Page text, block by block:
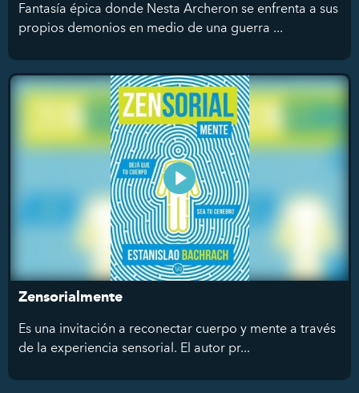
Fantasía épica donde Nesta Archeron se enfrenta a sus
propios demonios en medio de una guerra ...
Zensorialmente
Es una invitación a reconectar cuerpo y mente a través
de la experiencia sensorial. El autor pr...